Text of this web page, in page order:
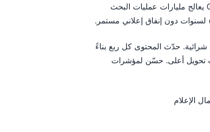
رغم اضطرابات الذكاء الاصطناعي، لا يزال Google يعالج مليارات عمليات البحث
حدّث المحتوى كل ربع بناءً
تحويل أعلى. حسّن لمؤشرات